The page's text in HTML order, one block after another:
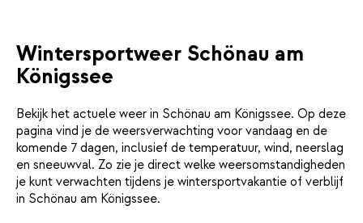
Wintersportweer Schönau am
Königssee
Bekijk het actuele weer in Schönau am Königssee. Op deze
pagina vind je de weersverwachting voor vandaag en de
komende 7 dagen, inclusief de temperatuur, wind, neerslag
en sneeuwval. Zo zie je direct welke weersomstandigheden
je kunt verwachten tijdens je wintersportvakantie of verblijf
in Schönau am Königssee.